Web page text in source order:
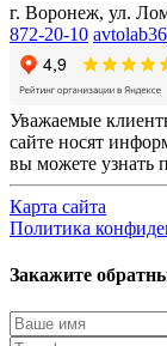
г. Воронеж, ул.
872-20-10
Уважаемые
сайте носят
вы можете узнать
Карта сайта
Политика
Закажите